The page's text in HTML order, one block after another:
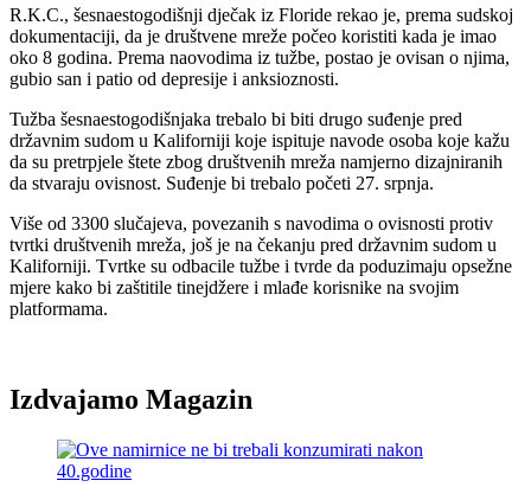
R.K.C., šesnaestogodišnji dječak iz Floride rekao je, prema sudskoj
dokumentaciji, da je društvene mreže počeo koristiti kada je imao
oko 8 godina. Prema naovodima iz tužbe, postao je ovisan o njima,
gubio san i patio od depresije i anksioznosti.
Tužba šesnaestogodišnjaka trebalo bi biti drugo suđenje pred
državnim sudom u Kaliforniji koje ispituje navode osoba koje kažu
da su pretrpjele štete zbog društvenih mreža namjerno dizajniranih
da stvaraju ovisnost. Suđenje bi trebalo početi 27. srpnja.
Više od 3300 slučajeva, povezanih s navodima o ovisnosti protiv
tvrtki društvenih mreža, još je na čekanju pred državnim sudom u
Kaliforniji. Tvrtke su odbacile tužbe i tvrde da poduzimaju opsežne
mjere kako bi zaštitile tinejdžere i mlađe korisnike na svojim
platformama.
Izdvajamo Magazin